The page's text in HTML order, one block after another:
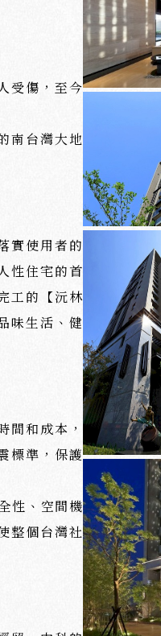
受傷，至今
南台灣大地
實使用者的
性住宅的首
工的【沅林
味生活、健
間和成本，
標準，保護
性、空間機
整個台灣社